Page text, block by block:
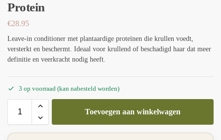
Protein
€28.95
Leave-in conditioner met plantaardige proteïnen die krullen voedt,
versterkt en beschermt. Ideaal voor krullend of beschadigd haar dat meer
definitie en veerkracht nodig heeft.
3 op voorraad (kan nabesteld worden)
Toevoegen aan winkelwagen